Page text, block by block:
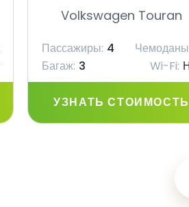
Volkswagen Touran
Пассажиры: 4
Багаж: 3 Wi-Fi:
УЗНАТЬ СТОИМОСТЬ